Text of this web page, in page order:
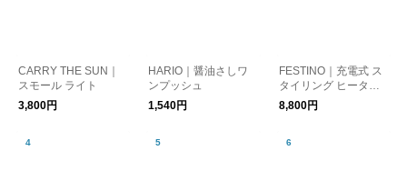
CARRY THE SUN｜
スモール ライト
3,800円
HARIO｜醤油さしワ
ンプッシュ
1,540円
FESTINO｜充電式 ス
タイリング ヒーター
ブラシ
8,800円